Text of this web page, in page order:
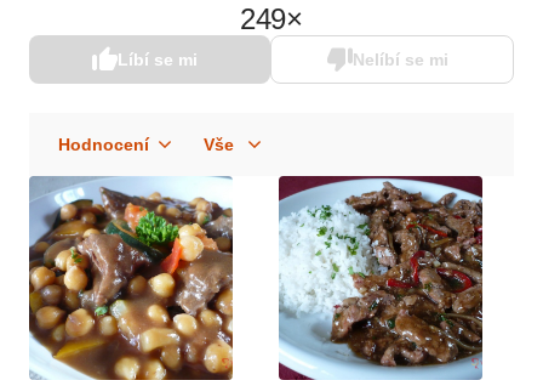
249×
Líbí se mi Nelíbí se mi